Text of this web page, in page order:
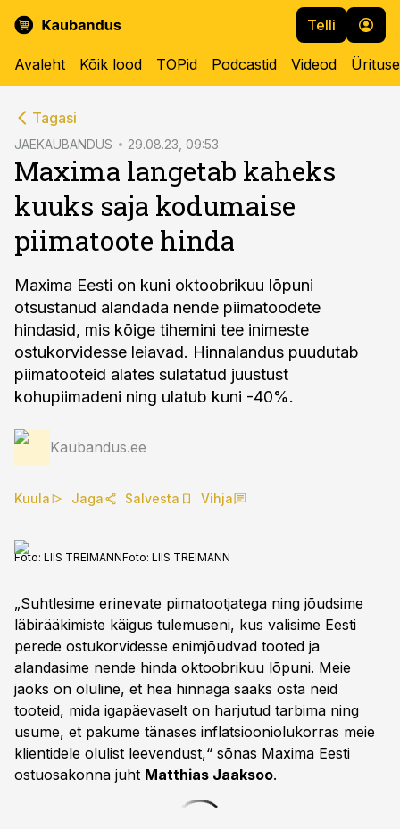
Telli
Avaleht Kõik lood TOPid Podcastid Videod
Tagasi
JAEKAUBANDUS 29.08.23, 09:53
Maxima langetab kaheks
kuuks saja kodumaise
piimatoote hinda
Maxima Eesti on kuni oktoobrikuu lõpuni
otsustanud alandada nende piimatoodete
hindasid, mis kõige tihemini tee inimeste
ostukorvidesse leiavad. Hinnalandus puudutab
piimatooteid alates sulatatud juustust
kohupiimadeni ning ulatub kuni -40%.
Kaubandus.ee
Kuula Jaga Salvesta Vihja
Foto: LIIS TREIMANNFoto: LIIS TREIMANN
„Suhtlesime erinevate piimatootjatega ning jõudsime
läbirääkimiste käigus tulemuseni, kus valisime Eesti
perede ostukorvidesse enimjõudvad tooted ja
alandasime nende hinda oktoobrikuu lõpuni. Meie
jaoks on oluline, et hea hinnaga saaks osta neid
tooteid, mida igapäevaselt on harjutud tarbima ning
usume, et pakume tänases inflatsiooniolukorras meie
klientidele olulist leevendust,“ sõnas Maxima Eesti
ostuosakonna juht Matthias Jaaksoo.